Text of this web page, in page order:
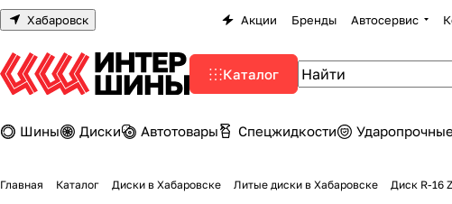
Хабаровск Акции Бренды Автосервис
Каталог
Шины Диски Автотовары Спецжидкости
Главная Каталог Диски в Хабаровске Литые диски в Хабаровске Диск R-16